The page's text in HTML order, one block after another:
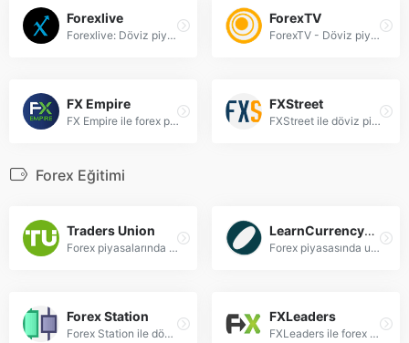
Forexlive
Forexlive: Döviz piyasalarındaki son gelişmeler, forex analizleri ve güncel haberler için profesyonel kaynak. Anlık piyasa verileri ve uzman yorumları.
ForexTV
ForexTV - Döviz piyasası haberleri, analizler ve güncel kur bilgileri ile forex yatırımcıları için kapsamlı kaynak. Anlık piyasa verileri ve uzman yorumları.
FX Empire
FX Empire ile forex piyasaları, döviz kurları ve yatırım stratejileri hakkında güncel haber ve analizlere ulaşın. Uzman görüşleriyle bilinçli yatırım kararları alın.
FXStreet
FXStreet ile döviz piyasası analizleri, forex haberleri ve canlı verilerle finans dünyasının nabzını tutun. Uzman yorumlarıyla yatırımlarınızı yönlendirin.
Forex Eğitimi
Traders Union
Forex piyasalarında uzmanlaşmak için kapsamlı eğitimler, broker analizleri ve güncel stratejiler sunan Traders Union ile yatırım becerilerinizi geliştirin.
LearnCurrencyTradingOnline
Forex piyasasında uzmanlaşmak için kapsamlı eğitimler, analizler ve stratejiler. GBP/USD, EUR/USD ve diğer döviz çiftleriyle profesyonel ticaret tekniklerini öğrenin.
Forex Station
Forex Station ile döviz piyasasını öğrenin! Profesyonel forex eğitimleri, stratejiler ve analizlerle yatırım becerilerinizi geliştirin.
FXLeaders
FXLeaders ile forex piyasasında uzmanlaşın! Profesyonel forex eğitimi, analizler ve stratejilerle yatırımlarınızı güçlendirin.